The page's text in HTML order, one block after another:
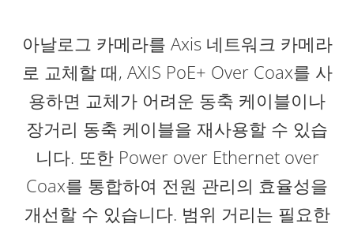
아날로그 카메라를 Axis 네트워크 카메라
로 교체할 때, AXIS PoE+ Over Coax를 사
용하면 교체가 어려운 동축 케이블이나
장거리 동축 케이블을 재사용할 수 있습
니다. 또한 Power over Ethernet over
Coax를 통합하여 전원 관리의 효율성을
개선할 수 있습니다. 범위 거리는 필요한